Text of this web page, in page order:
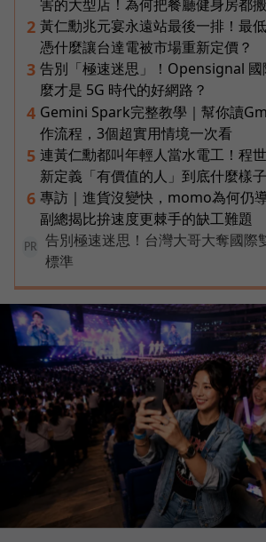
害的大型店！為何把餐廳健身房都
2 黃仁勳兆元宴永遠站最後一排！最
憑什麼讓台達電被市場重新定價？
3 告別「極速迷思」！Opensignal
麼才是 5G 時代的好網路？
4 Gemini Spark完整教學｜幫你讀
作流程，3個超實用情境一次看
5 連黃仁勳都叫年輕人當水電工！程
新定義「有價值的人」到底什麼樣
6 專訪｜進貨沒變快，momo為何仍
副總揭比拚速度更棘手的缺工難題
PR
告別極速迷思！台灣大哥大奪國際
標準